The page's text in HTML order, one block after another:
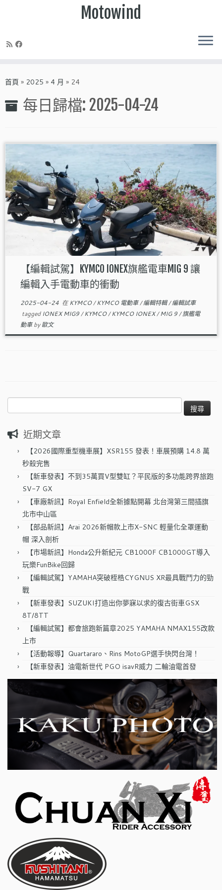
to
Motowind
首頁 » 2025 » 4 月 » 24
每日歸檔: 2025-04-24
【編輯試駕】KYMCO IONEX旗艦電車MIG 9 讓
編輯入手電動車的衝動
2025-04-24在KYMCO/KYMCO 電動車/編輯特輯/編輯試車
tagged IONEX MIG9/KYMCO/KYMCO IONEX/MIG 9/旗艦電
動車by歐文
尋
鍵
近期文章
【2026國際重型機車展】XSR155 發表！車展預購 14.8 萬
秒殺完售
【新車發表】不到35萬買V型雙缸？平民版的多功能跨界旅跑
SV-7 GX
【車廠新訊】Royal Enfield全新據點開幕 北台灣第三間插旗
北市中山區
【部品新訊】Arai 2026新帽款上市X-SNC 輕量化全罩運動
帽 深入剖析
【市場新訊】Honda公升新紀元 CB1000F CB1000GT導入
玩樂FunBike回歸
【編輯試駕】YAMAHA突破桎梏CYGNUS XR最具戰鬥力的勁
戰
【新車發表】SUZUKI打造出你夢寐以求的復古街車GSX
8T/8TT
【編輯試駕】都會旅跑新篇章2025 YAMAHA NMAX155改款
上市
【活動報導】Quartararo、Rins MotoGP選手快閃台灣！
【新車發表】油電新世代 PGO isavR威力 二輪油電首發